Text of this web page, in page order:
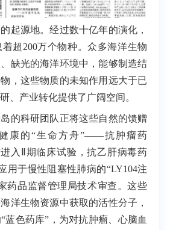
源地。经过数十亿年的演化，
超200万个物种。众多海洋生物
缺光的海洋环境中，能够制造结
，这些物质的未知作用远大于已
、产业转化提供了广阔空间。
科研团队正将这些自然的馈赠
康的“生命方舟”——抗肿瘤药
进入Ⅱ期临床试验，抗乙肝病毒药
用于慢性阻塞性肺病的“LY104注
药品监督管理局技术审查。这些
洋生物资源中获取的活性分子，
蓝色药库”，为对抗肿瘤、心脑血